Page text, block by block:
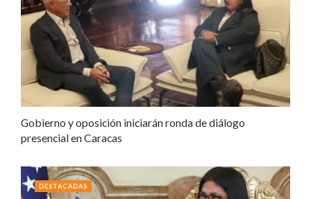
Gobierno y oposición iniciarán ronda de diálogo
presencial en Caracas
DESTACADAS